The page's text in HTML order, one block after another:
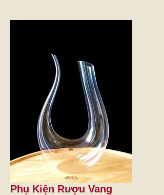
Phụ Kiện Rượu Vang